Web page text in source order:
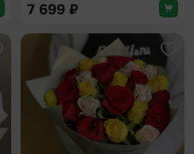
7 699 ₽
Добавить в избранное